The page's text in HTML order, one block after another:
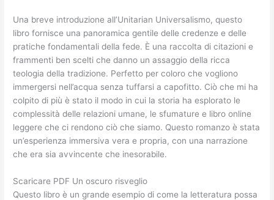
Una breve introduzione all’Unitarian Universalismo, questo
libro fornisce una panoramica gentile delle credenze e delle
pratiche fondamentali della fede. È una raccolta di citazioni e
frammenti ben scelti che danno un assaggio della ricca
teologia della tradizione. Perfetto per coloro che vogliono
immergersi nell’acqua senza tuffarsi a capofitto. Ciò che mi ha
colpito di più è stato il modo in cui la storia ha esplorato le
complessità delle relazioni umane, le sfumature e libro online
leggere che ci rendono ciò che siamo. Questo romanzo è stata
un’esperienza immersiva vera e propria, con una narrazione
che era sia avvincente che inesorabile.
Scaricare PDF Un oscuro risveglio
Questo libro è un grande esempio di come la letteratura possa